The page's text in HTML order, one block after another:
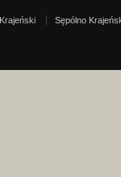
Sępólno